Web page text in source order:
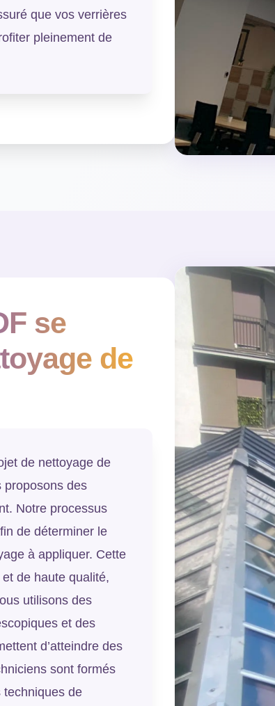
que vos verrières
pleinement de
se
de
de nettoyage de
proposons des
Notre processus
de déterminer le
à appliquer. Cette
de haute qualité,
utilisons des
et des
d’atteindre des
sont formés
techniques de